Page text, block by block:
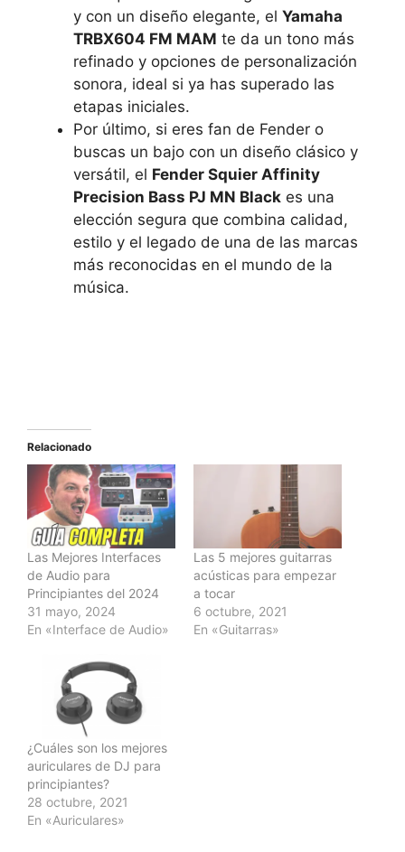
y con un diseño elegante, el Yamaha
TRBX604 FM MAM te da un tono más
refinado y opciones de personalización
sonora, ideal si ya has superado las
etapas iniciales.
Por último, si eres fan de Fender o
buscas un bajo con un diseño clásico y
versátil, el Fender Squier Affinity
Precision Bass PJ MN Black es una
elección segura que combina calidad,
estilo y el legado de una de las marcas
más reconocidas en el mundo de la
música.
Relacionado
Las Mejores Interfaces
de Audio para
Principiantes del 2024
31 mayo, 2024
En «Interface de Audio»
Las 5 mejores guitarras
acústicas para empezar
a tocar
6 octubre, 2021
En «Guitarras»
¿Cuáles son los mejores
auriculares de DJ para
principiantes?
28 octubre, 2021
En «Auriculares»